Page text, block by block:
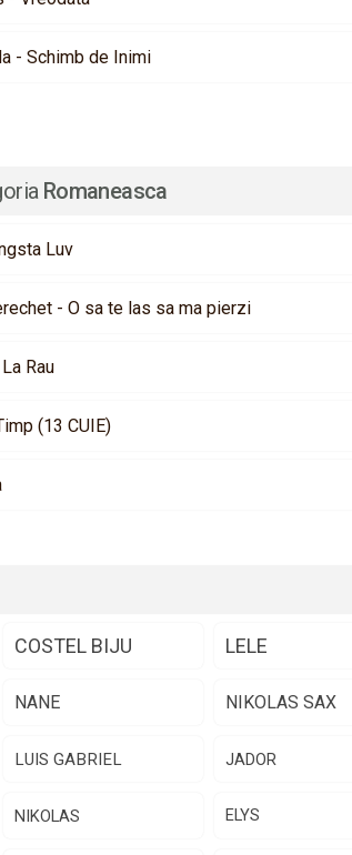
- Schimb de Inimi
Romaneasca
Luv
- O sa te las sa ma pierzi
Rau
(13 CUIE)
COSTEL BIJU LELE
NANE NIKOLAS SAX
LUIS GABRIEL JADOR
NIKOLAS ELYS